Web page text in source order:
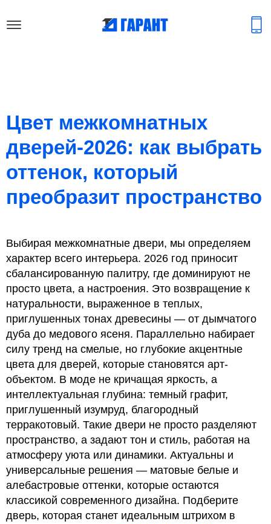
Цвет межкомнатных
дверей-2026: как выбрать
оттенок, который
преобразит пространство
Выбирая межкомнатные двери, мы определяем
характер всего интерьера. 2026 год приносит
сбалансированную палитру, где доминируют не
просто цвета, а настроения. Это возвращение к
натуральности, выраженное в теплых,
приглушенных тонах древесины — от дымчатого
дуба до медового ясеня. Параллельно набирает
силу тренд на смелые, но глубокие акцентные
цвета для дверей, которые становятся арт-
объектом. В моде не кричащая яркость, а
интеллектуальная глубина: темный графит,
приглушенный изумруд, благородный
терракотовый. Такие двери не просто разделяют
пространство, а задают тон и стиль, работая на
атмосферу уюта или динамики. Актуальны и
универсальные решения — матовые белые и
алебастровые оттенки, которые остаются
классикой современного дизайна. Подберите
дверь, которая станет идеальным штрихом в